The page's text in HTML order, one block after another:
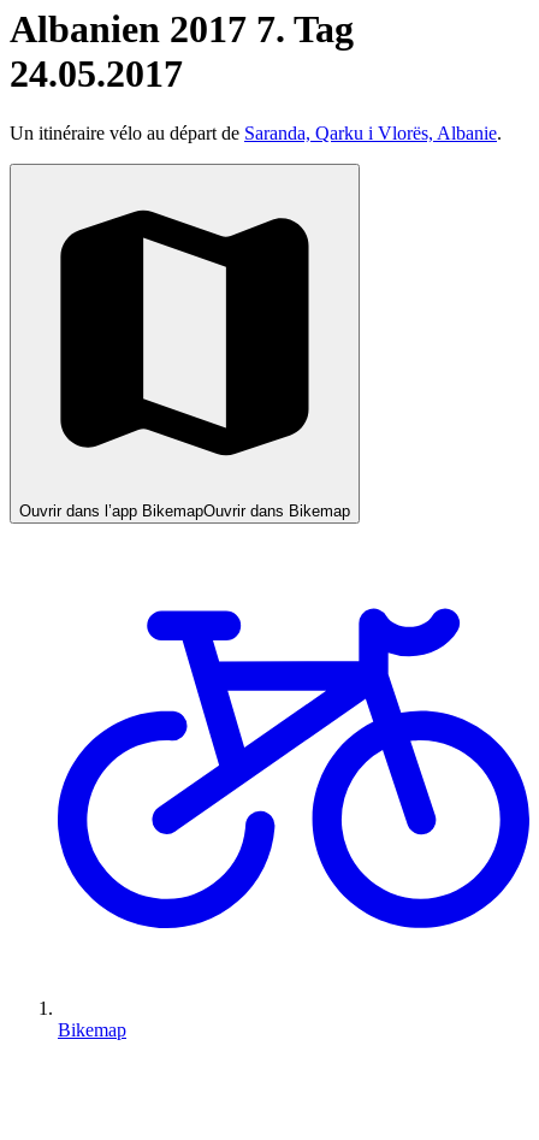
Albanien 2017 7. Tag
24.05.2017
Un itinéraire vélo au départ de Saranda, Qarku i Vlorës, Albanie.
Ouvrir dans l’app BikemapOuvrir dans Bikemap
Bikemap